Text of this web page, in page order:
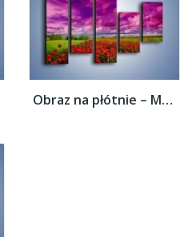
Obraz na płótnie – Maki nad fioletowymi...